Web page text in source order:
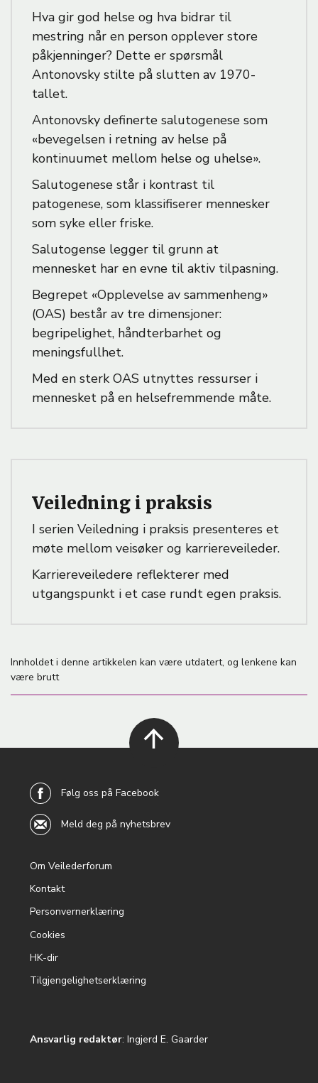
Hva gir god helse og hva bidrar til
mestring når en person opplever store
påkjenninger? Dette er spørsmål
Antonovsky stilte på slutten av 1970-
tallet.
Antonovsky definerte salutogenese som
«bevegelsen i retning av helse på
kontinuumet mellom helse og uhelse».
Salutogenese står i kontrast til
patogenese, som klassifiserer mennesker
som syke eller friske.
Salutogense legger til grunn at
mennesket har en evne til aktiv tilpasning.
Begrepet «Opplevelse av sammenheng»
(OAS) består av tre dimensjoner:
begripelighet, håndterbarhet og
meningsfullhet.
Med en sterk OAS utnyttes ressurser i
mennesket på en helsefremmende måte.
Veiledning i praksis
I serien Veiledning i praksis presenteres et
møte mellom veisøker og karriereveileder.
Karriereveiledere reflekterer med
utgangspunkt i et case rundt egen praksis.
Innholdet i denne artikkelen kan være utdatert, og lenkene kan
være brutt
menu
Om Veilederforum
Kontakt
Personvernerklæring
Cookies
HK-dir
Tilgjengelighetserklæring
Følg oss på Facebook
Meld deg på nyhetsbrev
Ansvarlig redaktør: Ingjerd E. Gaarder